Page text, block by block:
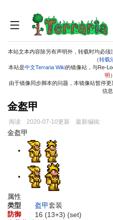
本站文本内容除另有声明外，转载时均必须
（转载
本站是中文Terraria Wiki的镜像站，与Re-
明 ）
由于镜像同步脚本的问题，本镜像站暂停更
信息
金盔甲
阅读 2020-07-10更新 最新编辑:
跳
跳
金盔甲
属性
类型
盔甲套装
防御
16 (13+3) (set)